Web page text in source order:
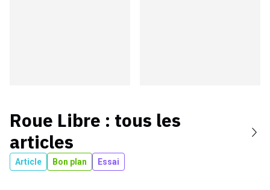
Roue Libre : tous les
articles
Article Bon plan Essai